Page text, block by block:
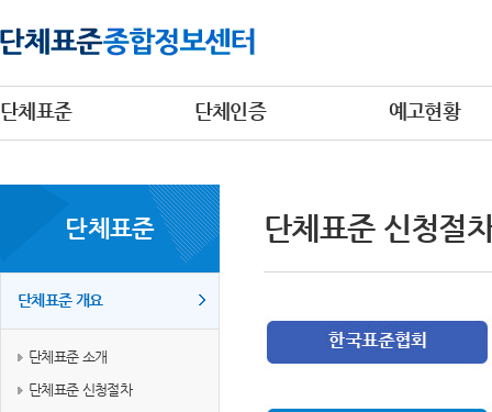
단체표준 단체인증 예고현황
단체표준
단체표준 개요
단체표준 소개
단체표준 신청절차
단체표준 신청절